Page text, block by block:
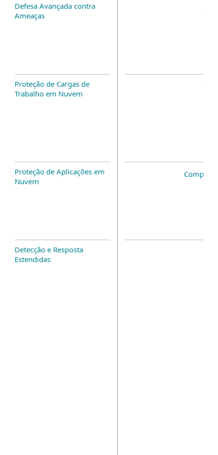
Defesa Avançada contra
Ameaças
Proteção de Cargas de
Trabalho em Nuvem
Proteção de Aplicações em
Nuvem
Detecção e Resposta
Estendidas